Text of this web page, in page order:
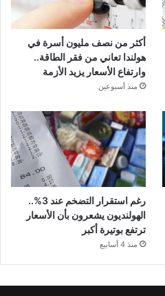
أكثر من نصف مليون أسرة في
هولندا تعاني من فقر الطاقة..
وارتفاع الأسعار يزيد الأزمة
منذ أسبوعين
رغم استقرار التضخم عند 3%..
الهولنديون يشعرون بأن الأسعار
ترتفع بوتيرة أكبر
منذ 4 أسابيع